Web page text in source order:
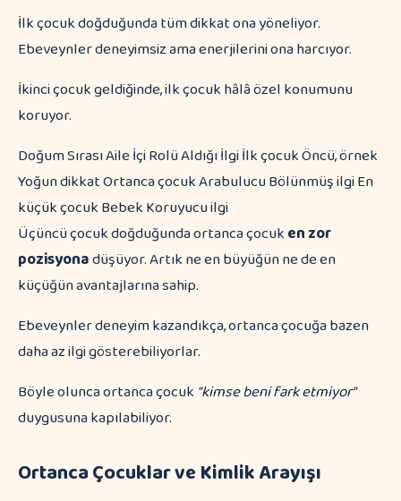
İlk çocuk doğduğunda tüm dikkat ona yöneliyor.
Ebeveynler deneyimsiz ama enerjilerini ona harcıyor.
İkinci çocuk geldiğinde, ilk çocuk hâlâ özel konumunu
koruyor.
Doğum Sırası Aile İçi Rolü Aldığı İlgi İlk çocuk Öncü, örnek
Yoğun dikkat Ortanca çocuk Arabulucu Bölünmüş ilgi En
küçük çocuk Bebek Koruyucu ilgi
Üçüncü çocuk doğduğunda ortanca çocuken zor
pozisyonadüşüyor. Artık ne en büyüğün ne de en
küçüğün avantajlarına sahip.
Ebeveynler deneyim kazandıkça, ortanca çocuğa bazen
daha az ilgi gösterebiliyorlar.
Böyle olunca ortanca çocuk "kimse beni fark etmiyor"
duygusuna kapılabiliyor.
Ortanca Çocuklar ve Kimlik Arayışı